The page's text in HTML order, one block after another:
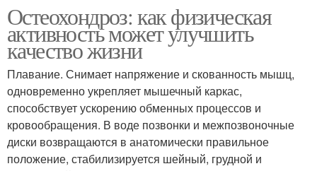
Остеохондроз: как физическая
активность может улучшить
качество жизни
Плавание. Снимает напряжение и скованность мышц,
одновременно укрепляет мышечный каркас,
способствует ускорению обменных процессов и
кровообращения. В воде позвонки и межпозвоночные
диски возвращаются в анатомически правильное
положение, стабилизируется шейный, грудной и